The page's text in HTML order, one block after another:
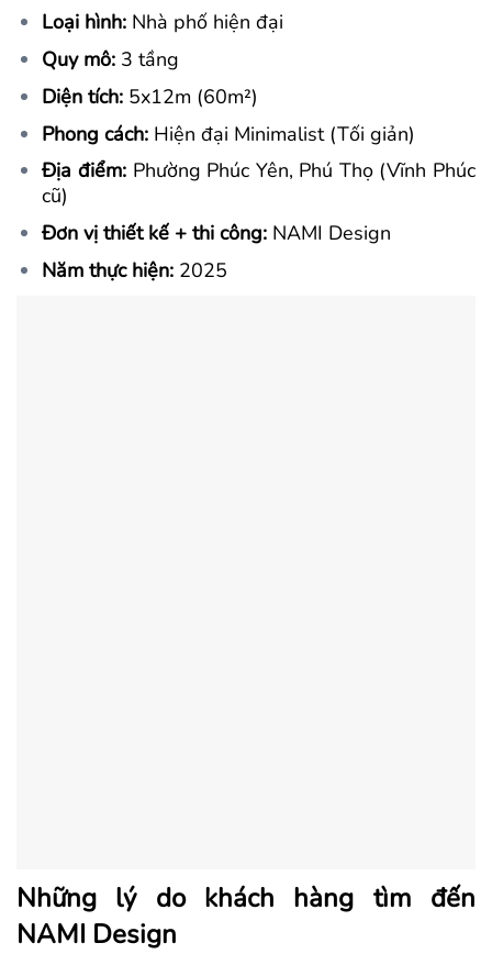
Loại hình: Nhà phố hiện đại
Quy mô: 3 tầng
Diện tích: 5x12m (60m²)
Phong cách: Hiện đại Minimalist (Tối giản)
Địa điểm:Phường Phúc Yên, Phú Thọ (Vĩnh Phúc
cũ)
Đơn vị thiết kế + thi công: NAMI Design
Năm thực hiện: 2025
Những lý do khách hàng tìm đến
NAMI Design